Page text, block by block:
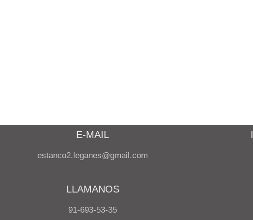
E-MAIL
estanco2.leganes@gmail.com
LLAMANOS
91-693-53-35